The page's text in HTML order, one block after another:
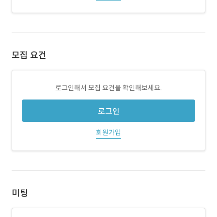
모집 요건
로그인해서 모집 요건을 확인해보세요.
로그인
회원가입
미팅